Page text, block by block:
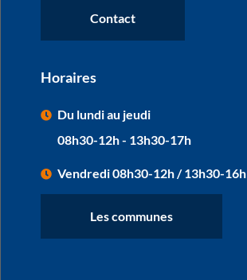
Contact
Horaires
Du lundi au jeudi
08h30-12h - 13h30-17h
Vendredi 08h30-12h / 13h30-16h
Les communes